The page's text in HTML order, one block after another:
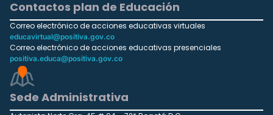
Contactos plan de Educación
Correo electrónico de acciones educativas virtuales
educavirtual@positiva.gov.co
Correo electrónico de acciones educativas presenciales
positiva.educa@positiva.gov.co
Sede Administrativa